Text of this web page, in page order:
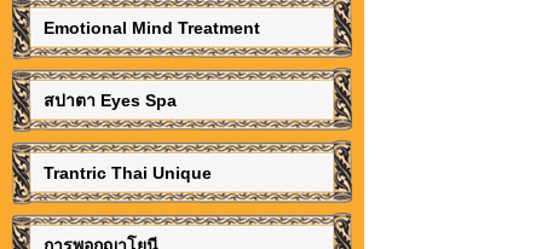
Emotional Mind Treatment
สปาตา Eyes Spa
Trantric Thai Unique